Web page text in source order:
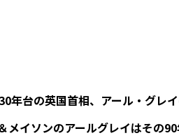
年台の英国首相、アール・グレ
メイソンのアールグレイはその